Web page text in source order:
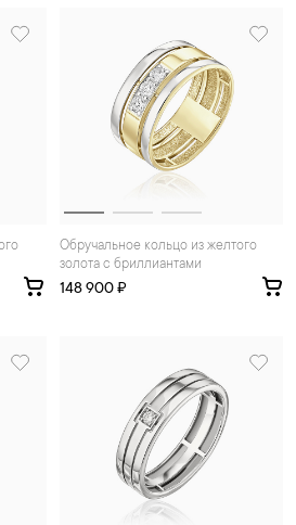
Обручальное кольцо из желтого
золота с бриллиантами
148 900 ₽